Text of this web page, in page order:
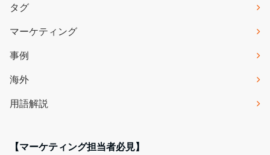
タグ
マーケティング
事例
海外
用語解説
【マーケティング担当者必見】